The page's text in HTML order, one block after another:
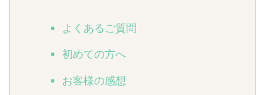
よくあるご質問
初めての方へ
お客様の感想